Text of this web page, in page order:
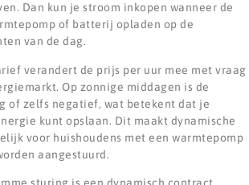
Dan kun je stroom inkopen wanneer de
of batterij opladen op de
van de dag.
verandert de prijs per uur mee met vraag
Op zonnige middagen is de
of zelfs negatief, wat betekent dat je
kunt opslaan. Dit maakt dynamische
voor huishoudens met een warmtepomp
aangestuurd.